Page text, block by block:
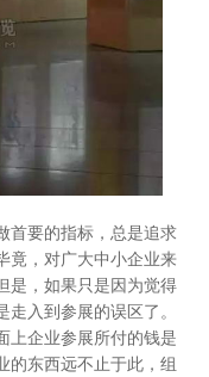
首要的指标，总是追求
竟，对广大中小企业来
是，如果只是因为觉得
入到参展的误区了。
上企业参展所付的钱是
的东西远不止于此，组